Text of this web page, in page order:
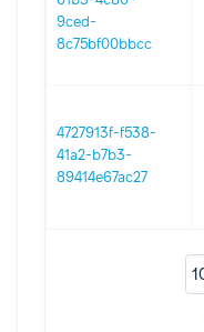
9ced-
8c75bf00bbcc
4727913f-f538-
41a2-b7b3-
89414e67ac27